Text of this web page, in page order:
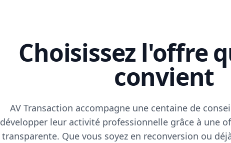
Choisissez l'offre
convient
AV Transaction accompagne une centaine de
développer leur activité professionnelle grâce à une
transparente. Que vous soyez en reconversion ou